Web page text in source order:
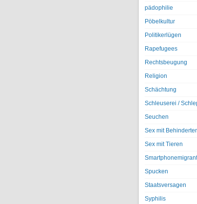
pädophilie
Pöbelkultur
Politikerlügen
Rapefugees
Rechtsbeugung
Religion
Schächtung
Schleuserei /
Seuchen
Sex mit
Sex mit Tieren
Smartphonemigrant
Spucken
Staatsversagen
Syphilis